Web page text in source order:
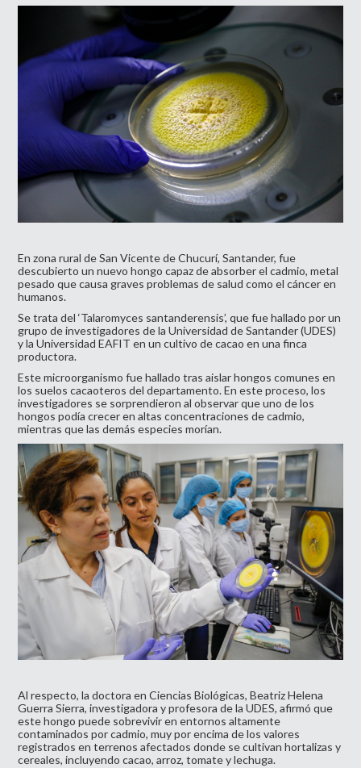
En zona rural de San Vicente de Chucurí, Santander, fue
descubierto un nuevo hongo capaz de absorber el cadmio, metal
pesado que causa graves problemas de salud como el cáncer en
humanos.
Se trata del ‘Talaromyces santanderensis’, que fue hallado por un
grupo de investigadores de la Universidad de Santander (UDES)
y la Universidad EAFIT en un cultivo de cacao en una finca
productora.
Este microorganismo fue hallado tras aislar hongos comunes en
los suelos cacaoteros del departamento. En este proceso, los
investigadores se sorprendieron al observar que uno de los
hongos podía crecer en altas concentraciones de cadmio,
mientras que las demás especies morían.
Al respecto, la doctora en Ciencias Biológicas, Beatriz Helena
Guerra Sierra, investigadora y profesora de la UDES, afirmó que
este hongo puede sobrevivir en entornos altamente
contaminados por cadmio, muy por encima de los valores
registrados en terrenos afectados donde se cultivan hortalizas y
cereales, incluyendo cacao, arroz, tomate y lechuga.